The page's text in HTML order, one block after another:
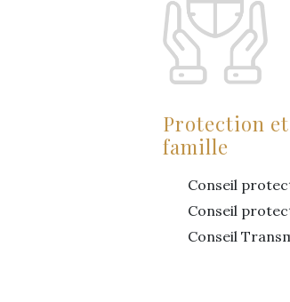
Protection
famille
Conseil
Conseil
Conseil